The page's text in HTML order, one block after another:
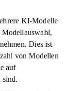
KI-Modelle
Modellauswahl,
Dies ist
von Modellen
auf
sind.